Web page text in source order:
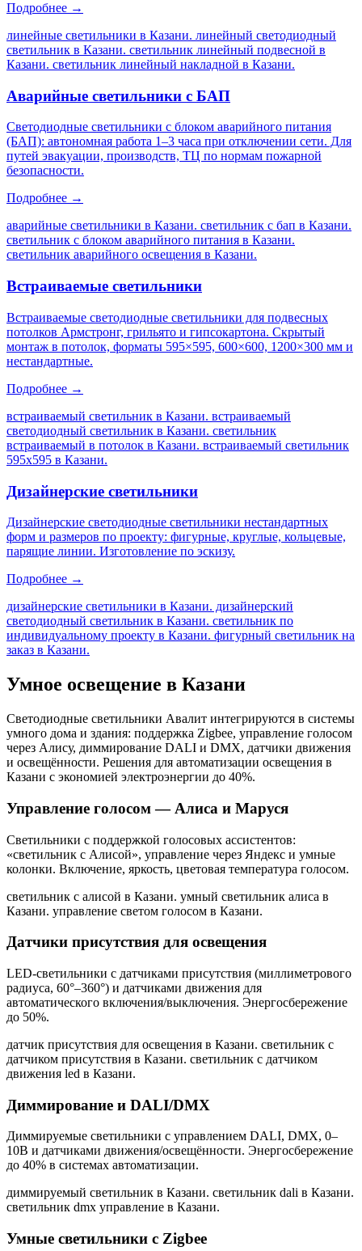
Подробнее →
линейные светильники в Казани. линейный светодиодный
светильник в Казани. светильник линейный подвесной в
Казани. светильник линейный накладной в Казани.
Аварийные светильники с БАП
Светодиодные светильники с блоком аварийного питания
(БАП): автономная работа 1–3 часа при отключении сети. Для
путей эвакуации, производств, ТЦ по нормам пожарной
безопасности.
Подробнее →
аварийные светильники в Казани. светильник с бап в Казани.
светильник с блоком аварийного питания в Казани.
светильник аварийного освещения в Казани.
Встраиваемые светильники
Встраиваемые светодиодные светильники для подвесных
потолков Армстронг, грильято и гипсокартона. Скрытый
монтаж в потолок, форматы 595×595, 600×600, 1200×300 мм и
нестандартные.
Подробнее →
встраиваемый светильник в Казани. встраиваемый
светодиодный светильник в Казани. светильник
встраиваемый в потолок в Казани. встраиваемый светильник
595х595 в Казани.
Дизайнерские светильники
Дизайнерские светодиодные светильники нестандартных
форм и размеров по проекту: фигурные, круглые, кольцевые,
парящие линии. Изготовление по эскизу.
Подробнее →
дизайнерские светильники в Казани. дизайнерский
светодиодный светильник в Казани. светильник по
индивидуальному проекту в Казани. фигурный светильник на
заказ в Казани.
Умное освещение в Казани
Светодиодные светильники Авалит интегрируются в системы
умного дома и здания: поддержка Zigbee, управление голосом
через Алису, диммирование DALI и DMX, датчики движения
и освещённости. Решения для автоматизации освещения в
Казани с экономией электроэнергии до 40%.
Управление голосом — Алиса и Маруся
Светильники с поддержкой голосовых ассистентов:
«светильник с Алисой», управление через Яндекс и умные
колонки. Включение, яркость, цветовая температура голосом.
светильник с алисой в Казани. умный светильник алиса в
Казани. управление светом голосом в Казани.
Датчики присутствия для освещения
LED-светильники с датчиками присутствия (миллиметрового
радиуса, 60°–360°) и датчиками движения для
автоматического включения/выключения. Энергосбережение
до 50%.
датчик присутствия для освещения в Казани. светильник с
датчиком присутствия в Казани. светильник с датчиком
движения led в Казани.
Диммирование и DALI/DMX
Диммируемые светильники с управлением DALI, DMX, 0–
10В и датчиками движения/освещённости. Энергосбережение
до 40% в системах автоматизации.
диммируемый светильник в Казани. светильник dali в Казани.
светильник dmx управление в Казани.
Умные светильники с Zigbee